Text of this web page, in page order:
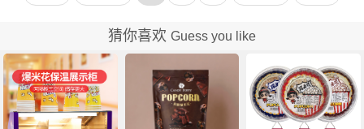
猜你喜欢 Guess you like